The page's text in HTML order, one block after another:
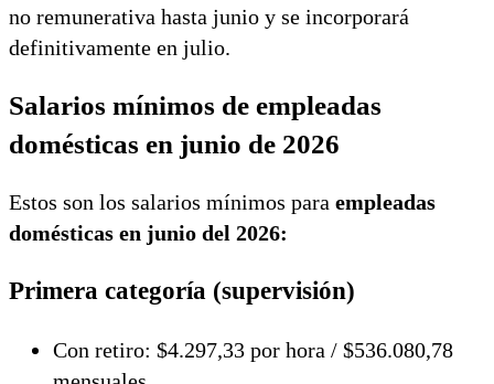
no remunerativa hasta junio y se incorporará
definitivamente en julio.
Salarios mínimos de empleadas
domésticas en junio de 2026
Estos son los salarios mínimos para empleadas
domésticas en junio del 2026:
Primera categoría (supervisión)
Con retiro: $4.297,33 por hora / $536.080,78